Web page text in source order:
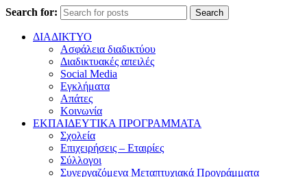
Search for: Search
ΔΙΑΔΙΚΤΥΟ
Ασφάλεια διαδικτύου
Διαδικτυακές απειλές
Social Media
Εγκλήματα
Απάτες
Κοινωνία
ΕΚΠΑΙΔΕΥΤΙΚΑ ΠΡΟΓΡΑΜΜΑΤΑ
Σχολεία
Επιχειρήσεις – Εταιρίες
Σύλλογοι
Συνεργαζόμενα Μεταπτυχιακά Προγράμματα